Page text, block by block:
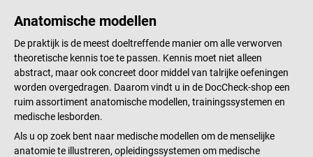
Anatomische modellen
De praktijk is de meest doeltreffende manier om alle verworven
theoretische kennis toe te passen. Kennis moet niet alleen
abstract, maar ook concreet door middel van talrijke oefeningen
worden overgedragen. Daarom vindt u in de DocCheck-shop een
ruim assortiment anatomische modellen, trainingssystemen en
medische lesborden.
Als u op zoek bent naar medische modellen om de menselijke
anatomie te illustreren, opleidingssystemen om medische